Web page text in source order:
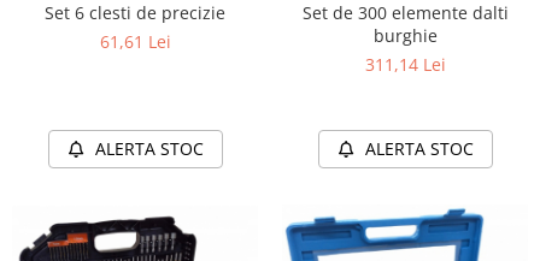
Set 6 clesti de precizie
61,61 Lei
ALERTA STOC
Set de 300 elemente dalti
burghie
311,14 Lei
ALERTA STOC